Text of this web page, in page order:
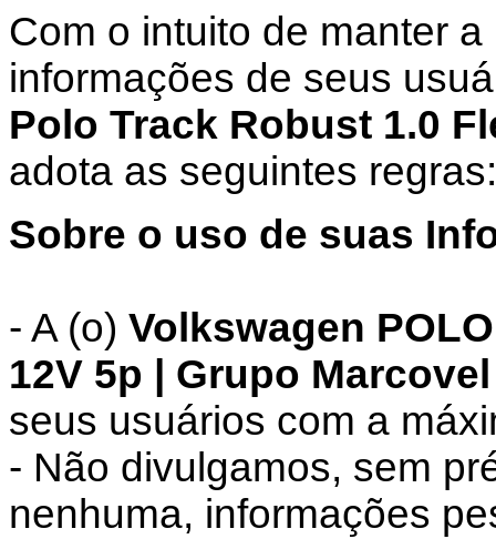
Com o intuito de manter
informações de seus
Polo Track Robust 1.0
adota as seguintes regras:
Sobre o uso de suas
- A (o) Volkswagen
12V 5p | Grupo Marcovel
seus usuários com a
- Não divulgamos, sem
nenhuma, informações